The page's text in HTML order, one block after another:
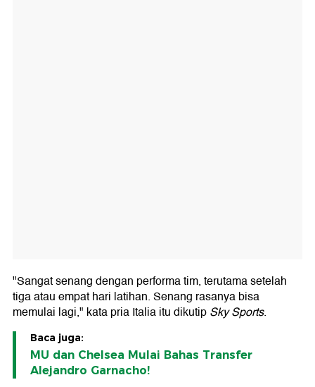
"Sangat senang dengan performa tim, terutama setelah
tiga atau empat hari latihan. Senang rasanya bisa
memulai lagi," kata pria Italia itu dikutipSky Sports.
Baca juga:
MU dan Chelsea Mulai Bahas Transfer
Alejandro Garnacho!